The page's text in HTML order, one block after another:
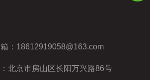
： 18612919058@163.com
北京市房山区长阳万兴路86号